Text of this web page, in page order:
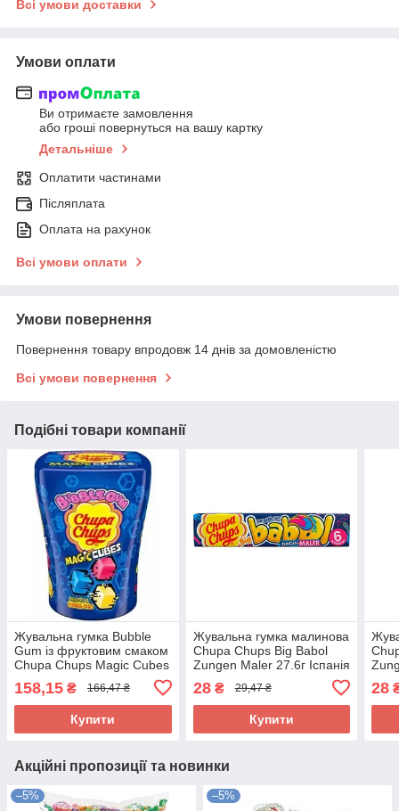
Всі умови доставки
Умови оплати
Ви отримаєте замовлення
або гроші повернуться на вашу картку
Детальніше
Оплатити частинами
Післяплата
Оплата на рахунок
Всі умови оплати
Умови повернення
Повернення товару впродовж 14 днів за домовленістю
Всі умови повернення
Подібні товари компанії
Жувальна гумка Bubble
Gum із фруктовим смаком
Chupa Chups Magic Cubes
158,15 ₴ 166,47 ₴
Купити
Жувальна гумка малинова
Chupa Chups Big Babol
Zungen Maler 27.6г Іспанія
28₴ 29,47 ₴
Купити
28
Акційні пропозиції та новинки
–5% –5%